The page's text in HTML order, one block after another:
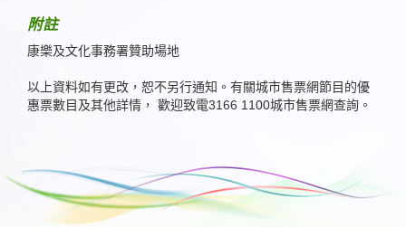
附註
康樂及文化事務署贊助場地
以上資料如有更改，恕不另行通知。有關城市售票網節目的優
惠票數目及其他詳情， 歡迎致電3166 1100城市售票網查詢。